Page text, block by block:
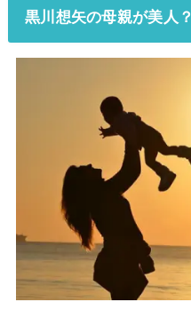
黒川想矢の母親が美人？